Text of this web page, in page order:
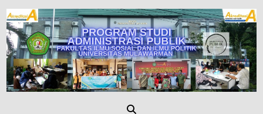
Skip
to
content
Administrasi Publik Fisip Unmul